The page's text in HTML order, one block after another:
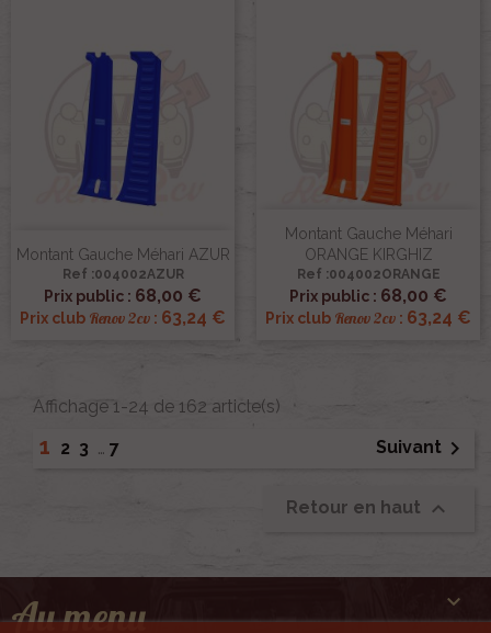
Montant Gauche Méhari AZUR
Ref :004002AZUR
Prix public : 68,00 €
Prix club Renov 2cv : 63,24 €
Montant Gauche Méhari
ORANGE KIRGHIZ
Ref :004002ORANGE
Prix public : 68,00 €
Prix club Renov 2cv : 63,24 €
Affichage 1-24 de 162 article(s)
1 2 3 … 7 Suivant 
Retour en haut 
Au menu 